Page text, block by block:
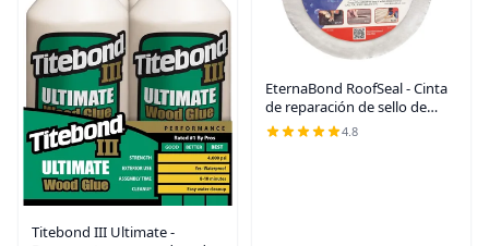
Titebond III Ultimate -
EternaBond RoofSeal - Cinta
de reparación de sello de
techo para RV de 3.8 cm x 50
pies con microsellador UV
4.8